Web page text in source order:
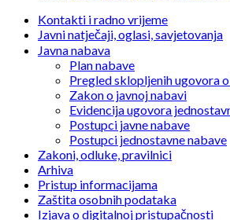
Kontakti i radno vrijeme
Javni natječaji, oglasi, savjetovanja
Javna nabava
Plan nabave
Pregled sklopljenih ugovora
Zakon o javnoj nabavi
Evidencija ugovora
Postupci javne nabave
Postupci jednostavne nabave
Zakoni, odluke, pravilnici
Arhiva
Pristup informacijama
Zaštita osobnih podataka
Izjava o digitalnoj pristupačnosti